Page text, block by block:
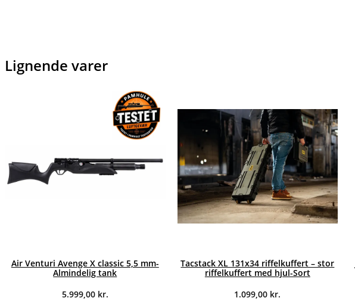
Lignende varer
Air Venturi Avenge X classic 5,5 mm-
Almindelig tank
5.999,00 kr.
Tacstack XL 131x34 riffelkuffert – stor
riffelkuffert med hjul-Sort
1.099,00 kr.